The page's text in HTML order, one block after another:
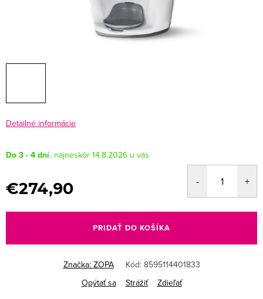
Detailné informácie
Do 3 - 4 dní 14.8.2026
€274,90
cena:
PRIDAŤ DO KOŠÍKA
Značka: ZOPA Kód: 8595114401833
Opýtať sa
Strážiť Zdieľať